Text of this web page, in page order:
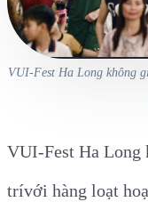
VUI-Fest Ha Long không
VUI-Fest Ha Long
trívới hàng loạt